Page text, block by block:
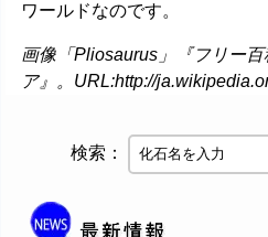
ワールドなのです。
画像「Pliosaurus」『フリー
ア』。URL:http://
検索：